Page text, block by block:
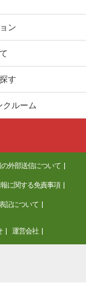
ン
す
ルーム
外部送信について
に関する免責事項
記について
運営会社